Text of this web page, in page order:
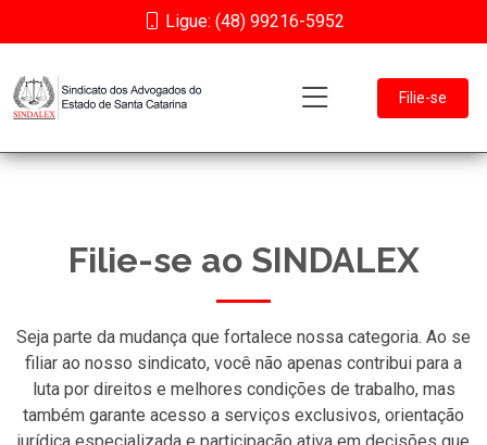
Ligue: (48) 99216-5952
Filie-se
Filie-se ao SINDALEX
Seja parte da mudança que fortalece nossa categoria. Ao se
filiar ao nosso sindicato, você não apenas contribui para a
luta por direitos e melhores condições de trabalho, mas
também garante acesso a serviços exclusivos, orientação